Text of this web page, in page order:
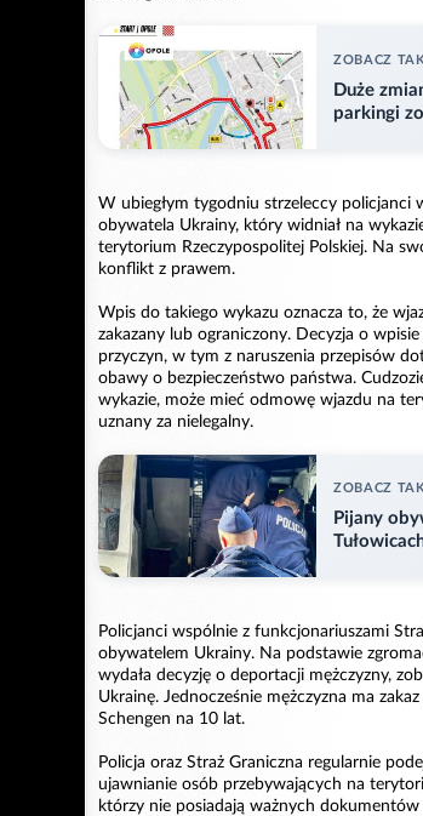
ZOBACZ
Duże
parkingi
W ubiegłym tygodniu strzeleccy policjanci
obywatela Ukrainy, który widniał na
terytorium Rzeczypospolitej Polskiej. Na
konflikt z prawem.
Wpis do takiego wykazu oznacza to, że
zakazany lub ograniczony. Decyzja o
przyczyn, w tym z naruszenia przepisów
obawy o bezpieczeństwo państwa.
wykazie, może mieć odmowę wjazdu na
uznany za nielegalny.
ZOBACZ
Pijany
Policjanci wspólnie z funkcjonariuszami
obywatelem Ukrainy. Na podstawie
wydała decyzję o deportacji mężczyzny,
Ukrainę. Jednocześnie mężczyzna ma
Schengen na 10 lat.
Policja oraz Straż Graniczna regularnie
ujawnianie osób przebywających na
którzy nie posiadają ważnych